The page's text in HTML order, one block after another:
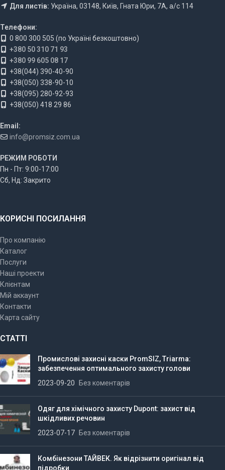
Для листів: Україна, 03148, Київ, Гната Юри, 7А, а/с 114
Телефони:
0 800 300 505 (по Україні безкоштовно)
+380 50 310 71 93
+380 99 605 08 17
+38(044) 390-40-90
+38(050) 338-90-10
+38(095) 280-92-93
+38(050) 418 29 86
Email:
info@promsiz.com.ua
РЕЖИМ РОБОТИ
Пн - Пт: 9:00-17:00
Сб, Нд: Закрито
КОРИСНІ ПОСИЛАННЯ
Про компанію
Каталог
Послуги
Наші проекти
Клієнтам
Мій аккаунт
Контакти
Карта сайту
СТАТТІ
Промислові захисні каски PromSIZ, Triarma:
забезпечення оптимального захисту голови
2023-09-20
Без коментарів
Одяг для хімічного захисту Dupont: захист від
шкідливих речовин
2023-07-17
Без коментарів
Комбінезони ТАЙВЕК. Як відрізнити оригінал від
підробки